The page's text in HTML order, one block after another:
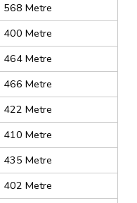
568 Metre
400 Metre
464 Metre
466 Metre
422 Metre
410 Metre
435 Metre
402 Metre